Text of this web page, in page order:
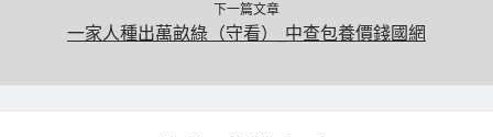
下一篇文章
一家人種出萬畝綠（守看）_中查包養價錢國網